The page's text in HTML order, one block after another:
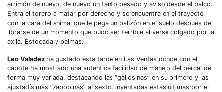
arrimón de nuevo, de nuevo un tanto pesado y aviso desde el palco.
Entra el torero a matar por derecho y se encuentra en el trayecto
con la cara del animal que le pega un palizón en el suelo después de
librarse de un momento que pudo ser terrible al verse colgado por la
axila. Estocada y palmas.
Leo Valadez ha gustado esta tarde en Las Ventas donde con el
capote ha mostrado una autentica facilidad de manejo del percal de
forma muy variada, destacando las “gallosinas” en su primero y las
ajustadísimas “zapopinas” al sexto, inventadas estas últimas por el